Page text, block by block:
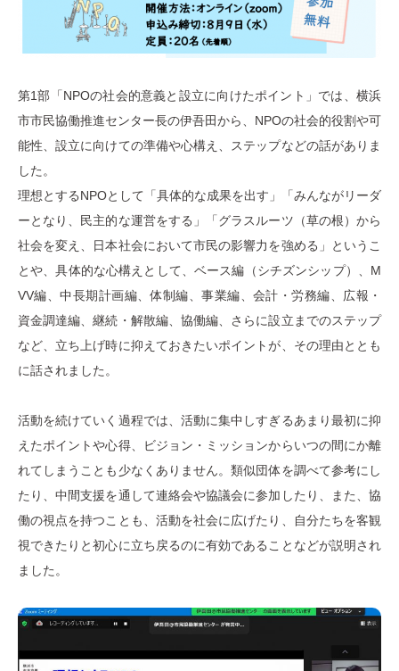
第1部「NPOの社会的意義と設立に向けたポイント」では、横浜
市市民協働推進センター長の伊吾田から、NPOの社会的役割や可
能性、設立に向けての準備や心構え、ステップなどの話がありま
した。
理想とするNPOとして「具体的な成果を出す」「みんながリーダ
ーとなり、民主的な運営をする」「グラスルーツ（草の根）から
社会を変え、日本社会において市民の影響力を強める」というこ
とや、具体的な心構えとして、ベース編（シチズンシップ）、M
VV編、中長期計画編、体制編、事業編、会計・労務編、広報・
資金調達編、継続・解散編、協働編、さらに設立までのステップ
など、立ち上げ時に抑えておきたいポイントが、その理由ととも
に話されました。
活動を続けていく過程では、活動に集中しすぎるあまり最初に抑
えたポイントや心得、ビジョン・ミッションからいつの間にか離
れてしまうことも少なくありません。類似団体を調べて参考にし
たり、中間支援を通して連絡会や協議会に参加したり、また、協
働の視点を持つことも、活動を社会に広げたり、自分たちを客観
視できたりと初心に立ち戻るのに有効であることなどが説明され
ました。